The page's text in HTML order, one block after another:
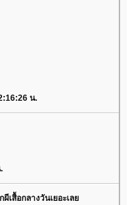
น.
เสื้อกลางวันเยอะเล